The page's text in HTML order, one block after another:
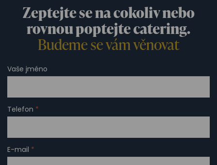
Zeptejte se na cokoliv nebo
rovnou poptejte catering.
Budeme se vám věnovat
Vaše jméno
Telefon *
E-mail *